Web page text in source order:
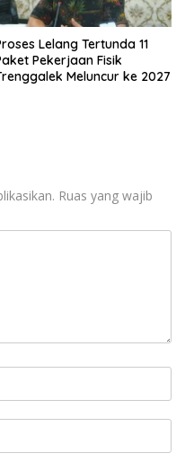
Lelang Tertunda 11
Pekerjaan Fisik
Meluncur ke 2027
Ruas yang wajib